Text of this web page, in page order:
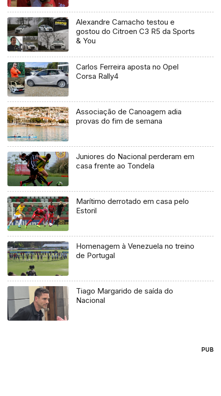
Alexandre Camacho testou e
gostou do Citroen C3 R5 da Sports
& You
Carlos Ferreira aposta no Opel
Corsa Rally4
Associação de Canoagem adia
provas do fim de semana
Juniores do Nacional perderam em
casa frente ao Tondela
Marítimo derrotado em casa pelo
Estoril
Homenagem à Venezuela no treino
de Portugal
Tiago Margarido de saída do
Nacional
PUB